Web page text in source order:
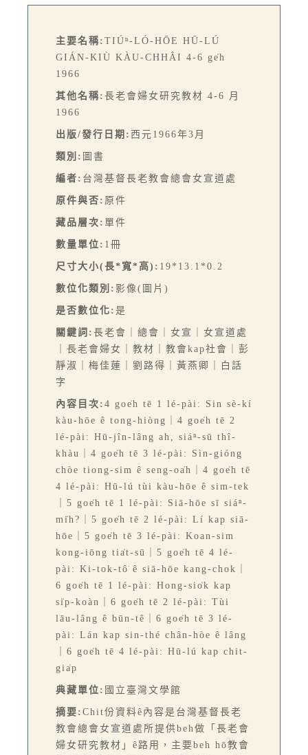
主要名稱: TIÚⁿ-LÓ-HŌE HŪ-LÚ
GIÁN-KIÙ KÀU-CHHÂI 4-6 ge̍h
1966
其他名稱: 長老會婦女研究教材 4-6 月
1966
出版/發行日期: 西元1966年3月
類別: 圖書
編者: 台灣基督長老教會總會女宣道處
原件與否: 原件
藏品層次: 單件
數量單位: 1冊
尺寸大小(長*寬*高): 19*13.1*0.2
數位化類別: 影像(圖片)
是否數位化: 是
關鍵詞: 長老會｜總會｜女宣｜女宣道處
｜長老會婦女｜教材｜教會kap社會｜彭
靜淑｜梅佳蓮｜劉路得｜黃燕卿｜白話
字
內容目次: 4 goe̍h tē 1 lé-pài: Sin sè-kí
kàu-hōe ê tong-hiòng｜4 goe̍h tē 2
lé-pài: Hū-jîn-lâng ah, siáⁿ-sū thî-
khàu｜4 goe̍h tē 3 lé-pài: Sìn-gióng
chòe tiong-sim ê seng-oa̍h｜4 goe̍h tē
4 lé-pài: Hū-lú tùi kàu-hōe ê sim-tek
｜5 goe̍h tē 1 lé-pài: Siā-hōe sī siáⁿ-
mi̍h?｜5 goe̍h tē 2 lé-pài: Lí kap siā-
hōe｜5 goe̍h tē 3 lé-pài: Koan-sim
kong-iōng tia̍t-sū｜5 goe̍h tē 4 lé-
pài: Ki-tok-tô͘ ê siā-hōe kang-chok｜
6 goe̍h tē 1 lé-pài: Hong-sio̍k kap
si̍p-koàn｜6 goe̍h tē 2 lé-pài: Tùi
lāu-lâng ê būn-tê｜6 goe̍h tē 3 lé-
pài: Lán kap sin-thé chân-hòe ê lâng
｜6 goe̍h tē 4 lé-pài: Hū-lú kap chit-
gia̍p
典藏單位: 國立臺灣文學館
摘要: Chit份資料ê內容是台灣基督長老
教會總會女宣道處所提供beh做「長老會
婦女研究教材」ê路用，主要beh hō͘教會